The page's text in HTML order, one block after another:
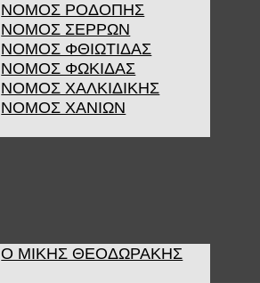
ΝΟΜΟΣ ΡΟΔΟΠΗΣ
ΝΟΜΟΣ ΣΕΡΡΩΝ
ΝΟΜΟΣ ΦΘΙΩΤΙΔΑΣ
ΝΟΜΟΣ ΦΩΚΙΔΑΣ
ΝΟΜΟΣ ΧΑΛΚΙΔΙΚΗΣ
ΝΟΜΟΣ ΧΑΝΙΩΝ
Ο ΜΙΚΗΣ ΘΕΟΔΩΡΑΚΗΣ